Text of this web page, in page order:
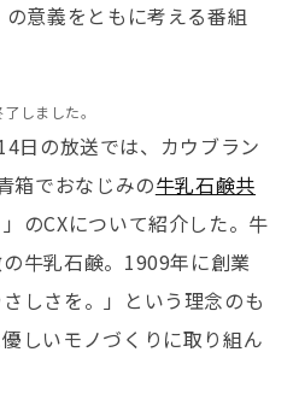
意義をともに考える番組
しました。
日の放送では、カウブラン
箱でおなじみの牛乳石鹸共
」のCXについて紹介した。牛
牛乳石鹸。1909年に創業
しさを。」という理念のも
しいモノづくりに取り組ん